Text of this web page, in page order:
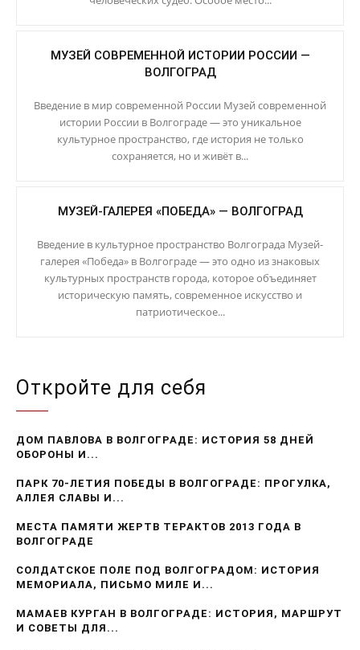
МУЗЕЙ СОВРЕМЕННОЙ ИСТОРИИ РОССИИ —
ВОЛГОГРАД
Введение в мир современной России Музей современной
истории России в Волгограде — это уникальное
культурное пространство, где история не только
сохраняется, но и живёт в...
МУЗЕЙ-ГАЛЕРЕЯ «ПОБЕДА» — ВОЛГОГРАД
Введение в культурное пространство Волгограда Музей-
галерея «Победа» в Волгограде — это одно из знаковых
культурных пространств города, которое объединяет
историческую память, современное искусство и
патриотическое...
Откройте для себя
ДОМ ПАВЛОВА В ВОЛГОГРАДЕ: ИСТОРИЯ 58 ДНЕЙ
ОБОРОНЫ И...
ПАРК 70-ЛЕТИЯ ПОБЕДЫ В ВОЛГОГРАДЕ: ПРОГУЛКА,
АЛЛЕЯ СЛАВЫ И...
МЕСТА ПАМЯТИ ЖЕРТВ ТЕРАКТОВ 2013 ГОДА В
ВОЛГОГРАДЕ
СОЛДАТСКОЕ ПОЛЕ ПОД ВОЛГОГРАДОМ: ИСТОРИЯ
МЕМОРИАЛА, ПИСЬМО МИЛЕ И...
МАМАЕВ КУРГАН В ВОЛГОГРАДЕ: ИСТОРИЯ, МАРШРУТ
И СОВЕТЫ ДЛЯ...